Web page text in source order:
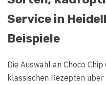
Service in
Beispiele
Die Auswahl an Choco
klassischen Rezepten